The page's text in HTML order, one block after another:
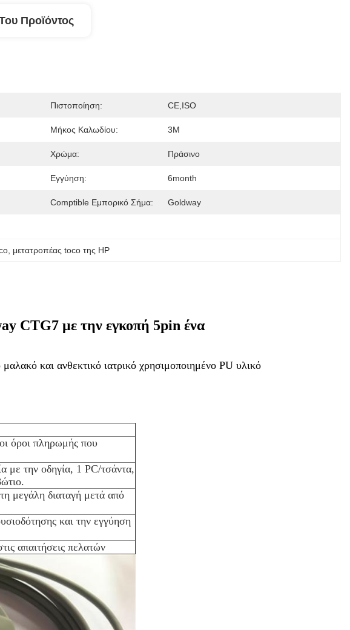
Προϊόντος
Πιστοποίηση: CE,ISO
Μήκος Καλωδίου: 3M
Χρώμα: Πράσινο
Εγγύηση: 6month
Comptible Εμπορικό Σήμα: Goldway
, μετατροπέας toco της HP
CTG7 με την εγκοπή 5pin ένα
και ανθεκτικό ιατρικό χρησιμοποιημένο PU υλικό
όροι πληρωμής που
την οδηγία, 1 PC/τσάντα,
μεγάλη διαταγή μετά από
και την εγγύηση
απαιτήσεις πελατών